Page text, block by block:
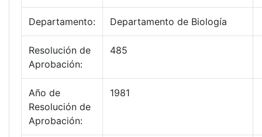
Departamento: Departamento de Biología
Resolución de
Aprobación:
485
Año de
Resolución de
Aprobación:
1981